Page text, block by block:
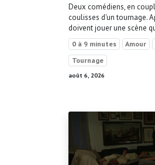
Deux comédiens, en
coulisses d'un tournage.
doivent jouer une scène
0 à 9 minutes Amour
Tournage
août 6, 2026